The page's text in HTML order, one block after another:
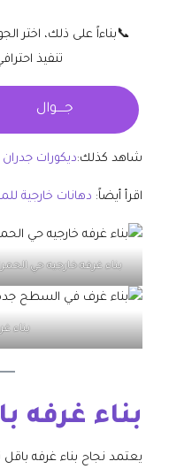
📞بناءاً على ذلك، اختر
تنفيذ
جــــوال
شاهد كذلك:ديكورات
اقرأ أيضاً: دهانات خارجية
بناء غرفه خارجيه حي
بناء
بناء غرفه
يعتمد نجاح بناء غرفه